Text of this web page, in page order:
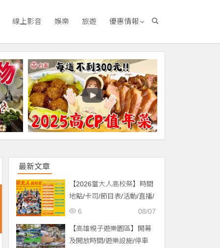
線上影音 娛樂 旅遊 優惠情報
最新文章
【2026當大人高校祭】時間
地點/卡司/節目表/活動/直播/
交通，免費入場！
08/07
6
【高雄親子遊樂園區】開幕
及開放時間/遊樂設施/停車